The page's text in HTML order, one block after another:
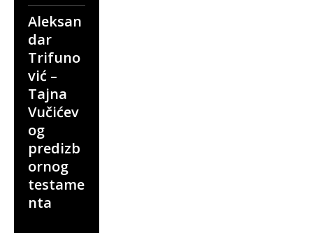
Aleksan
dar
Trifuno
vić –
Tajna
Vučićev
og
predizb
ornog
testame
nta